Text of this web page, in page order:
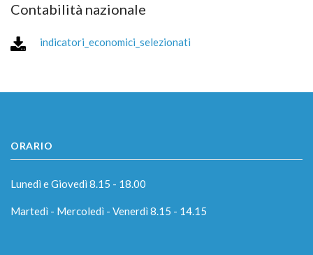
Contabilità nazionale
indicatori_economici_selezionati
ORARIO
Lunedì e Giovedì 8.15 - 18.00
Martedì - Mercoledì - Venerdì 8.15 - 14.15